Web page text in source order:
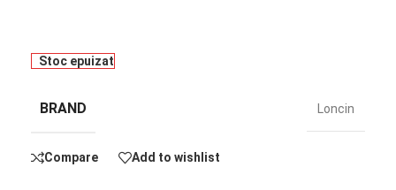
Stoc epuizat
BRAND Loncin
Compare Add to wishlist